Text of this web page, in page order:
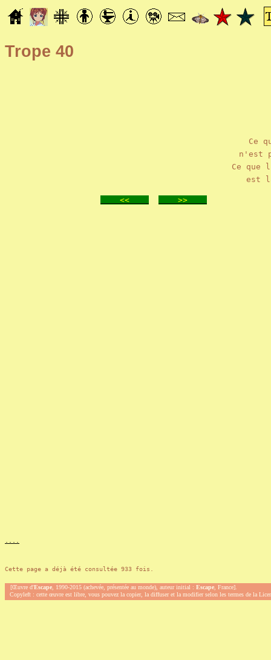
Trope 40
Ce
n'est
Ce que
est
<< >>
Cette page a déjà été consultée 933 fois.
[Œuvre d'Escape, 1990-2015 (achevée, présentée au monde), auteur initial :Escape, France].
Copyleft : cette œuvre est libre, vous pouvez la copier, la diffuser et la modifier selon les termes de la